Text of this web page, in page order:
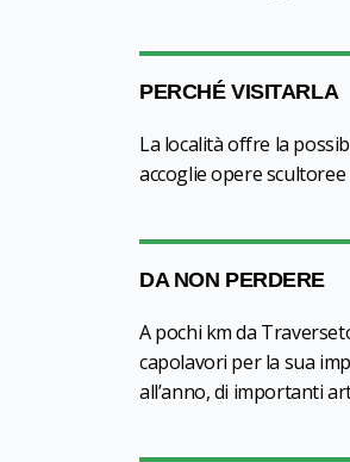
PERCHÉ VISITARLA
La località offre la
accoglie opere
DA NON PERDERE
A pochi km da
capolavori per la sua
all’anno, di importanti